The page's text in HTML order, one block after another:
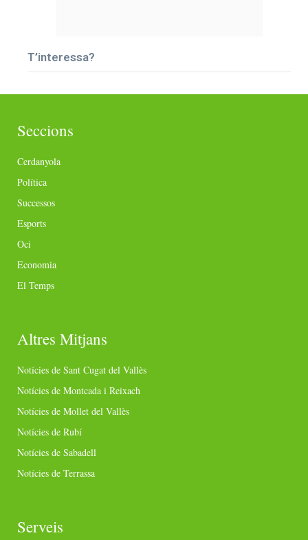
T’interessa?
Seccions
Cerdanyola
Política
Successos
Esports
Oci
Economia
El Temps
Altres Mitjans
Notícies de Sant Cugat del Vallès
Notícies de Montcada i Reixach
Notícies de Mollet del Vallès
Notícies de Rubí
Notícies de Sabadell
Notícies de Terrassa
Serveis